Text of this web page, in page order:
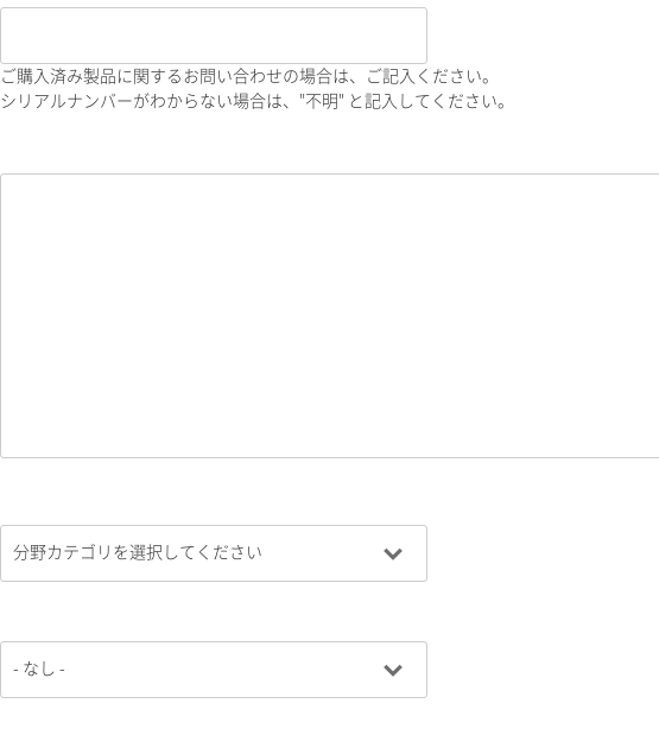
ご購入済み製品に関するお問い合わせの場合は、ご記入ください。
シリアルナンバーがわからない場合は、"不明" と記入してください。